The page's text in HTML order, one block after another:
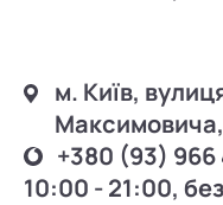
м. Київ,
+380 (93) 966
10:00 - 21:00,